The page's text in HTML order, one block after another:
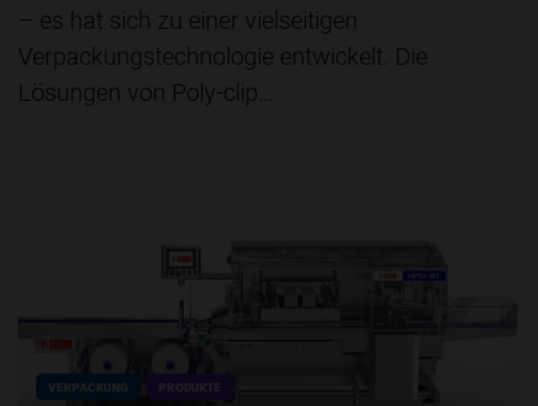
– es hat sich zu einer vielseitigen
Verpackungstechnologie entwickelt. Die
Lösungen von Poly-clip…
VERPACKUNG PRODUKTE